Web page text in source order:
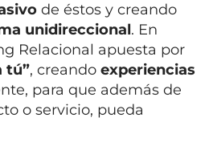
de éstos y creando
unidireccional. En
Relacional apuesta por
tú”, creando experiencias
para que además de
o servicio, pueda